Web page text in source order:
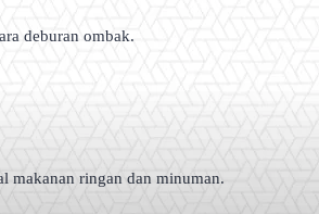
deburan ombak.
makanan ringan dan minuman.